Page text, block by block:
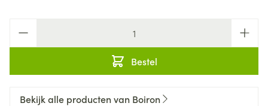
Bestel
Bekijk alle producten van Boiron